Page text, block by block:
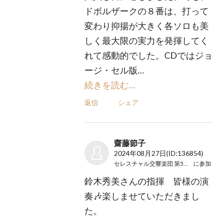
ドボルザークの８番は、打って
変わり抑揚が大きく各ソロも美
しく最大限の実力を発揮してく
れて感動的でした。CDではジョ
ージ・セル版…
続きを読む…
返信 シェア
齋藤節子
2024年08月27日(ID:136854)
に参加
鈴木秀美さんの指揮 皆様の演
奏🎶楽しませていただきまし
た。